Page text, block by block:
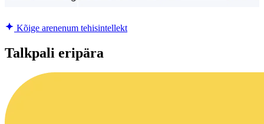
Kõige arenenum tehisintellekt
Talkpali eripära